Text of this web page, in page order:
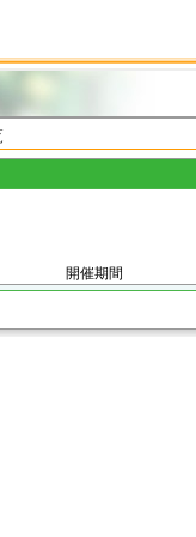
開催期間